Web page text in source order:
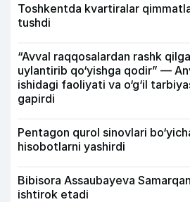
Toshkentda kvartiralar
tushdi
“Avval raqqosalardan rashk
uylantirib qo‘yishga qodir” —
ishidagi faoliyati va o‘g‘il
gapirdi
Pentagon qurol sinovlari
hisobotlarni yashirdi
Bibisora Assaubayeva
ishtirok etadi